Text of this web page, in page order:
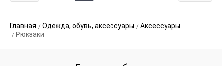
Главная Одежда, обувь, аксессуары
Аксессуары
Рюкзаки